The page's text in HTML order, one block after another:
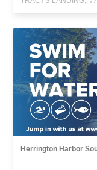
Herrington Harbor